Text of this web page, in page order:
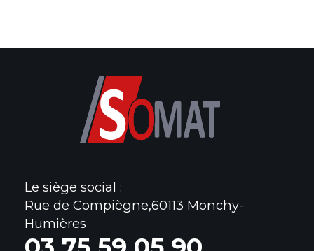
Le siège social :
Rue de Compiègne,60113 Monchy-
Humières